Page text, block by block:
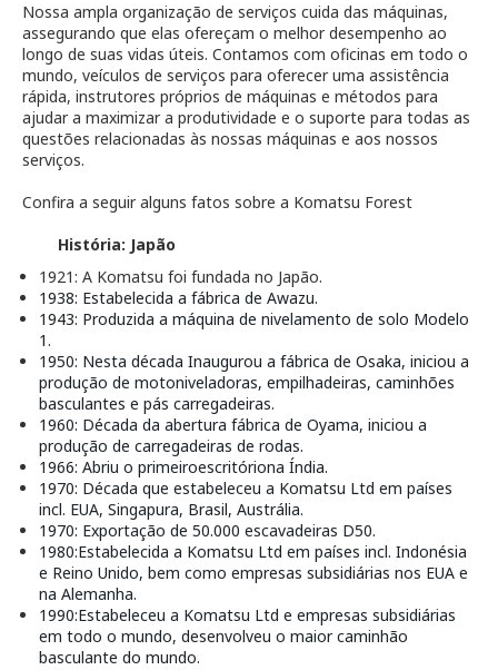
Nossa ampla organização de serviços cuida das máquinas,
assegurando que elas ofereçam o melhor desempenho ao
longo de suas vidas úteis. Contamos com oficinas em todo o
mundo, veículos de serviços para oferecer uma assistência
rápida, instrutores próprios de máquinas e métodos para
ajudar a maximizar a produtividade e o suporte para todas as
questões relacionadas às nossas máquinas e aos nossos
serviços.
Confira a seguir alguns fatos sobre a Komatsu Forest
História: Japão
1921: A Komatsu foi fundada no Japão.
1938: Estabelecida a fábrica de Awazu.
1943: Produzida a máquina de nivelamento de solo Modelo
1.
1950: Nesta década Inaugurou a fábrica de Osaka, iniciou a
produção de motoniveladoras, empilhadeiras, caminhões
basculantes e pás carregadeiras.
1960: Década da abertura fábrica de Oyama, iniciou a
produção de carregadeiras de rodas.
1966: Abriu o primeiroescritóriona Índia.
1970: Década que estabeleceu a Komatsu Ltd em países
incl. EUA, Singapura, Brasil, Austrália.
1970: Exportação de 50.000 escavadeiras D50.
1980:Estabelecida a Komatsu Ltd em países incl. Indonésia
e Reino Unido, bem como empresas subsidiárias nos EUA e
na Alemanha.
1990:Estabeleceu a Komatsu Ltd e empresas subsidiárias
em todo o mundo, desenvolveu o maior caminhão
basculante do mundo.